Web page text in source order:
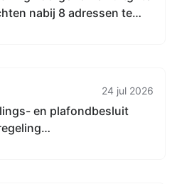
nabij 8 adressen te
24 jul 2026
en plafondbesluit